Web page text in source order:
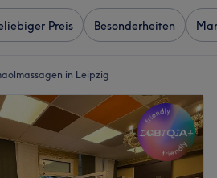
Preis Besonderheiten
in Leipzig